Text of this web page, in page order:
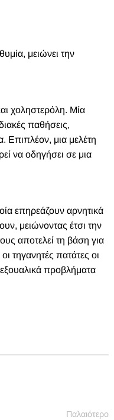
μειώνει την
χοληστερόλη. Μία
παθήσεις,
Επιπλέον, μια μελέτη
να οδηγήσει σε μια
επηρεάζουν αρνητικά
μειώνοντας έτσι την
αποτελεί τη βάση για
τηγανητές πατάτες οι
προβλήματα
Παλαιότερο